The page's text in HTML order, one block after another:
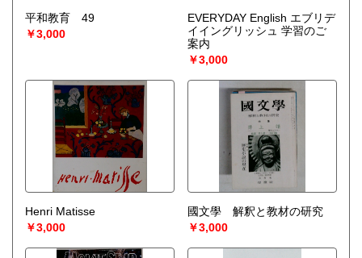
平和教育 49
￥3,000
EVERYDAY English エブリデ
イイングリッシュ 学習のご
案内
￥3,000
Henri Matisse
￥3,000
國文學 解釈と教材の研究
￥3,000